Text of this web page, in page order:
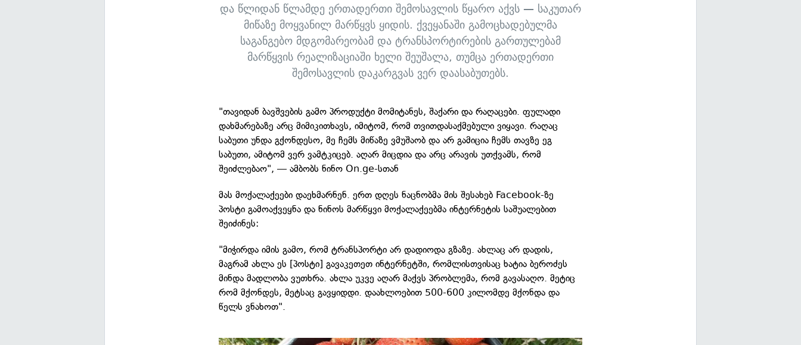
და წლიდან წლამდე ერთადერთი შემოსავლის წყარო აქვს — საკუთარ
მიწაზე მოყვანილ მარწყვს ყიდის. ქვეყანაში გამოცხადებულმა
საგანგებო მდგომარეობამ და ტრანსპორტირების გართულებამ
მარწყვის რეალიზაციაში ხელი შეუშალა, თუმცა ერთადერთი
შემოსავლის დაკარგვას ვერ დაასაბუთებს.
"თავიდან ბავშვების გამო პროდუქტი მომიტანეს, შაქარი და რაღაცები. ფულადი
დახმარებაზე არც მიმიკითხავს, იმიტომ, რომ თვითდასაქმებული ვიყავი. რაღაც
საბუთი უნდა გქონდესო, მე ჩემს მიწაზე ვმუშაობ და არ გამიცია ჩემს თავზე ეგ
საბუთი, ამიტომ ვერ ვამტკიცებ. აღარ მიცდია და არც არავის უთქვამს, რომ
შეიძლებაო", — ამბობს ნინო On.ge-სთან
მას მოქალაქეები დაეხმარნენ. ერთ დღეს ნაცნობმა მის შესახებ Facebook-ზე
პოსტი გამოაქვეყნა და ნინოს მარწყვი მოქალაქეებმა ინტერნეტის საშუალებით
შეიძინეს:
"მიჭირდა იმის გამო, რომ ტრანსპორტი არ დადიოდა გზაზე. ახლაც არ დადის,
მაგრამ ახლა ეს [პოსტი] გავაკეთეთ ინტერნეტში, რომლისთვისაც ხატია ბეროძეს
მინდა მადლობა ვუთხრა. ახლა უკვე აღარ მაქვს პრობლემა, რომ გავასაღო. მეტიც
რომ მქონდეს, მეტსაც გავყიდდი. დაახლოებით 500-600 კილომდე მქონდა და
წელს ვნახოთ".